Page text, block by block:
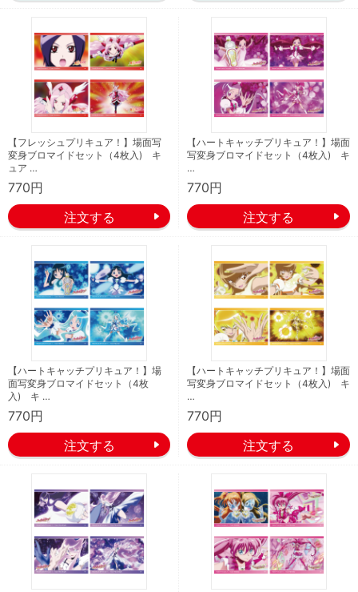
【フレッシュプリキュア！】場面写
変身ブロマイドセット（4枚入) キ
ュア …
770円
【ハートキャッチプリキュア！】場面
写変身ブロマイドセット（4枚入) キ
…
770円
【ハートキャッチプリキュア！】場
面写変身ブロマイドセット（4枚
入) キ …
770円
【ハートキャッチプリキュア！】場面
写変身ブロマイドセット（4枚入) キ
…
770円